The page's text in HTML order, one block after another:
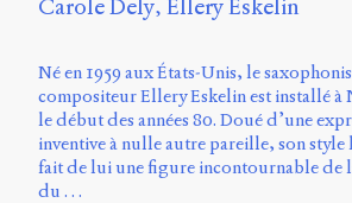
Carole Dely Ellery Eskelin
Né en 1959 aux États-Unis, le
compositeur Ellery Eskelin est installé à
le début des années 80. Doué d’une
inventive à nulle autre pareille, son
fait de lui une figure incontournable de
du …